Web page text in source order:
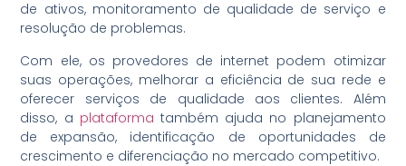
de ativos, monitoramento de qualidade de serviço e
resolução de problemas.
Com ele, os provedores de internet podem otimizar
suas operações, melhorar a eficiência de sua rede e
oferecer serviços de qualidade aos clientes. Além
disso, a plataforma também ajuda no planejamento
de expansão, identificação de oportunidades de
crescimento e diferenciação no mercado competitivo.